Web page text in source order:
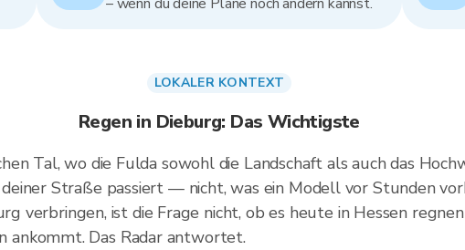
LOKALER KONTEXT
Regen in Dieburg: Das Wichtigste
Tal, wo die Fulda sowohl die Landschaft als auch das
Straße passiert — nicht, was ein Modell vor Stunden
verbringen, ist die Frage nicht, ob es heute in Hessen
ankommt. Das Radar antwortet.